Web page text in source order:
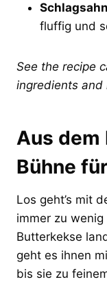
fluffig und
See the recipe
ingredients and
Aus dem
Bühne
Los geht’s mit
immer zu
Butterkekse
geht es ihnen
bis sie zu